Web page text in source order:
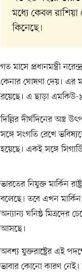
মধ্যে কেবল
কিনেছে।
গত মাসে প্রধানমন্ত্রী
কেনার ঘোষণা দেয়। এর
রয়েছে। এ ছাড়া এমকিউ-
দিল্লির দীর্ঘদিনের অস্ত্র
সঙ্গে সংগতি রেখে
হয়েছে। একই সঙ্গে
ভারতের নিযুক্ত মার্কিন
বলেছে। তবে এখন
অন্যান্য ঘনিষ্ঠ মিত্রদের
আসছে।
অবশ্য যুক্তরাষ্ট্রের এই
ভাবার কোনো কারণ নেই।